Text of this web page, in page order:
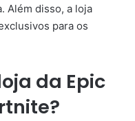
Além disso, a loja
para os
da Epic